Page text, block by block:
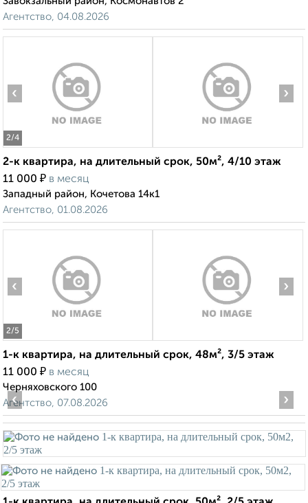
Агентство, 04.08.2026
2/4
‹ ›
2-к квартира, на длительный срок, 50м², 4/10 этаж
11 000 ₽ в месяц
Западный район, Кочетова 14к1
Агентство, 01.08.2026
2/5
‹ ›
1-к квартира, на длительный срок, 48м², 3/5 этаж
11 000 ₽ в месяц
Черняховского 100
Агентство, 07.08.2026
‹ ›